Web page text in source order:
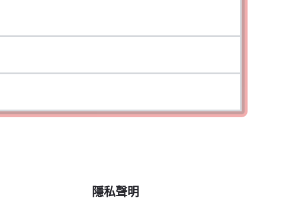
隱私聲明